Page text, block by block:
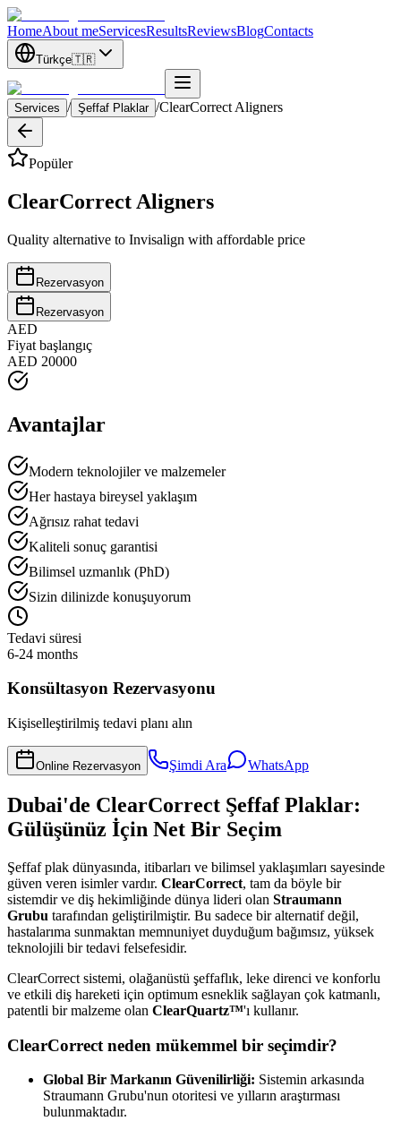
HomeAbout meServicesResultsReviewsBlogContacts
Türkçe🇹🇷
Services / Şeffaf Plaklar /ClearCorrect Aligners
Popüler
ClearCorrect Aligners
Quality alternative to Invisalign with affordable price
Rezervasyon
Rezervasyon
AED
Fiyat başlangıç
AED 20000
Avantajlar
Modern teknolojiler ve malzemeler
Her hastaya bireysel yaklaşım
Ağrısız rahat tedavi
Kaliteli sonuç garantisi
Bilimsel uzmanlık (PhD)
Sizin dilinizde konuşuyorum
Tedavi süresi
6-24 months
Konsültasyon Rezervasyonu
Kişiselleştirilmiş tedavi planı alın
Online Rezervasyon Şimdi Ara WhatsApp
Dubai'de ClearCorrect Şeffaf Plaklar:
Gülüşünüz İçin Net Bir Seçim
Şeffaf plak dünyasında, itibarları ve bilimsel yaklaşımları sayesinde
güven veren isimler vardır. ClearCorrect, tam da böyle bir
sistemdir ve diş hekimliğinde dünya lideri olan Straumann
Grubu tarafından geliştirilmiştir. Bu sadece bir alternatif değil,
hastalarıma sunmaktan memnuniyet duyduğum bağımsız, yüksek
teknolojili bir tedavi felsefesidir.
ClearCorrect sistemi, olağanüstü şeffaflık, leke direnci ve konforlu
ve etkili diş hareketi için optimum esneklik sağlayan çok katmanlı,
patentli bir malzeme olan ClearQuartz™'ı kullanır.
ClearCorrect neden mükemmel bir seçimdir?
Global Bir Markanın Güvenilirliği: Sistemin arkasında
Straumann Grubu'nun otoritesi ve yılların araştırması
bulunmaktadır.